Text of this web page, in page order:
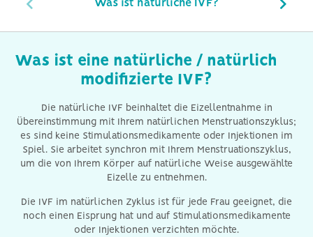
Was ist natürliche IVF?
Was ist eine natürliche / natürlich
modifizierte IVF?
Die natürliche IVF beinhaltet die Eizellentnahme in
Übereinstimmung mit Ihrem natürlichen Menstruationszyklus;
es sind keine Stimulationsmedikamente oder Injektionen im
Spiel. Sie arbeitet synchron mit Ihrem Menstruationszyklus,
um die von Ihrem Körper auf natürliche Weise ausgewählte
Eizelle zu entnehmen.
Die IVF im natürlichen Zyklus ist für jede Frau geeignet, die
noch einen Eisprung hat und auf Stimulationsmedikamente
oder Injektionen verzichten möchte.